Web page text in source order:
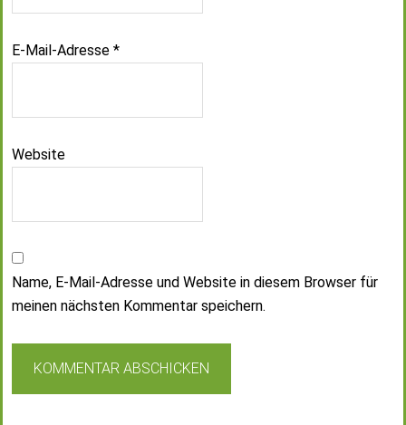
E-Mail-Adresse *
Website
Name, E-Mail-Adresse und Website in diesem Browser für
meinen nächsten Kommentar speichern.